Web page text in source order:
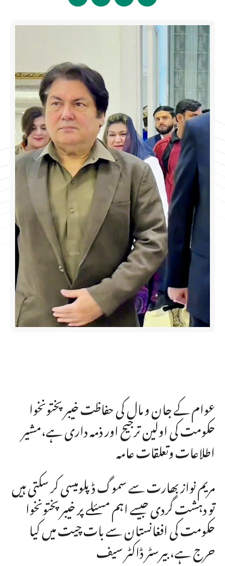
عوام کے جان و مال کی حفاظت خیبر پختونخوا
حکومت کی اولین ترجیح اور ذمہ داری ہے،مشیر
اطلاعات وتعلقات عامہ
مریم نواز بھارت سے سموگ ڈپلومیسی کر سکتی ہیں
تو دہشت گردی جیسے اہم مسئلے پر خیبر پختونخوا
حکومت کی افغانستان سے بات چیت میں کیا
حرج ہے، بیرسٹر ڈاکٹر سیف